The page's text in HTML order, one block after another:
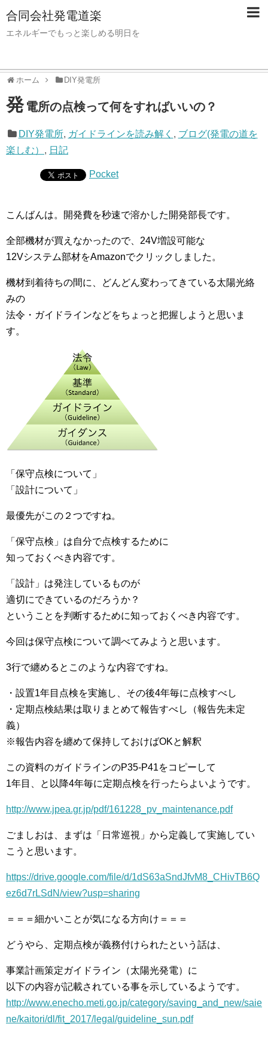
合同会社発電道楽
エネルギーでもっと楽しめる明日を
ホーム DIY発電所
発 電所の点検って何をすればいいの？
DIY発電所, ガイドラインを読み解く , ブログ(発電の道を
楽しむ） , 日記
Pocket
こんばんは。開発費を秒速で溶かした開発部長です。
全部機材が買えなかったので、24V増設可能な
12Vシステム部材をAmazonでクリックしました。
機材到着待ちの間に、どんどん変わってきている太陽光絡
みの
法令・ガイドラインなどをちょっと把握しようと思いま
す。
「保守点検について」
「設計について」
最優先がこの２つですね。
「保守点検」は自分で点検するために
知っておくべき内容です。
「設計」は発注しているものが
適切にできているのだろうか？
ということを判断するために知っておくべき内容です。
今回は保守点検について調べてみようと思います。
3行で纏めるとこのような内容ですね。
・設置1年目点検を実施し、その後4年毎に点検すべし
・定期点検結果は取りまとめて報告すべし（報告先未定
義）
※報告内容を纏めて保持しておけばOKと解釈
この資料のガイドラインのP35-P41をコピーして
1年目、と以降4年毎に定期点検を行ったらよいようです。
http://www.jpea.gr.jp/pdf/161228_pv_maintenance.pdf
ごましおは、まずは「日常巡視」から定義して実施してい
こうと思います。
https://drive.google.com/file/d/1dS63aSndJfvM8_CHivTB6Q
ez6d7rLSdN/view?usp=sharing
＝＝＝細かいことが気になる方向け＝＝＝
どうやら、定期点検が義務付けられたという話は、
事業計画策定ガイドライン（太陽光発電）に
以下の内容が記載されている事を示しているようです。
http://www.enecho.meti.go.jp/category/saving_and_new/saie
ne/kaitori/dl/fit_2017/legal/guideline_sun.pdf